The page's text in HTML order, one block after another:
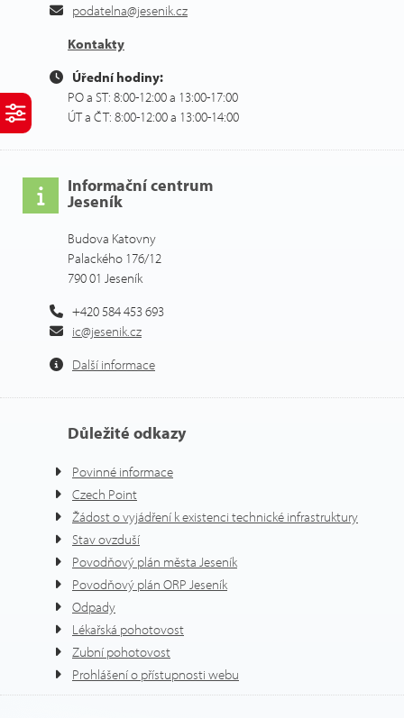
podatelna@jesenik.cz
Kontakty
Úřední hodiny:
PO a ST: 8:00-12:00 a 13:00-17:00
ÚT a ČT: 8:00-12:00 a 13:00-14:00
Informační centrum
Jeseník
Budova Katovny
Palackého 176/12
790 01 Jeseník
+420 584 453 693
ic@jesenik.cz
Další informace
Důležité odkazy
Povinné informace
Czech Point
Žádost o vyjádření k existenci technické infrastruktury
Stav ovzduší
Povodňový plán města Jeseník
Povodňový plán ORP Jeseník
Odpady
Lékařská pohotovost
Zubní pohotovost
Prohlášení o přístupnosti webu